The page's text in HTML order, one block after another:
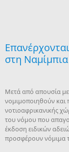
στη Ναμίμπια
Μετά από απουσία
νομιμοποιηθούν και
νοτιοαφρικανικής
του νόμου που
έκδοση ειδικών
προσφέρουν νόμιμα